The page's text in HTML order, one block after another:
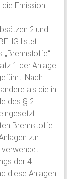
die Emission
2 und
listet
„Brennstoffe“
1 der Anlage
Nach
als die in
des § 2
Brennstoffe
zur
verwendet
der 4.
diese Anlagen